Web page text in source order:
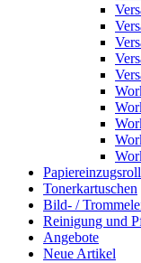
Tonerkartuschen
Bild- /
Reinigung und
Angebote
Neue Artikel